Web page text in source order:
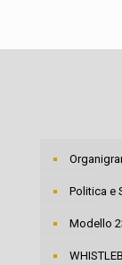
Politica e
Modello